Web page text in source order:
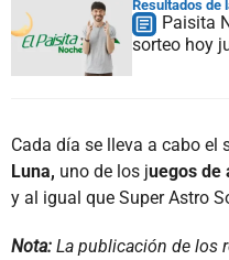
Resultados de
Paisita
sorteo hoy
Cada día se lleva a cabo el
Luna, uno de los juegos de
y al igual que Super Astro
Nota: La publicación de los